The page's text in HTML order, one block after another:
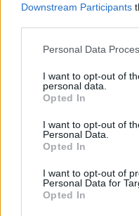
Downstream Participants
Personal Data
I want to opt-out of
personal data.
Opted In
I want to opt-out of
Personal Data.
Opted In
I want to opt-out of
Personal Data for
Opted In
A
L M
A
Por favor seleccione los
Palabras Conectadas
Palabras Conectadas